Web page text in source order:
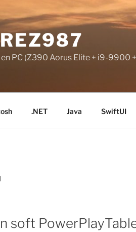
PC (Z390 Aorus Elite + i9-9900
.NET Java SwiftUI
soft